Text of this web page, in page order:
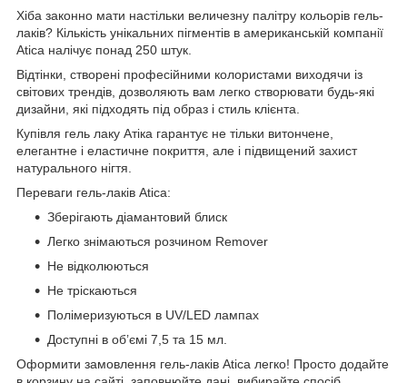
Хіба законно мати настільки величезну палітру кольорів гель-
лаків? Кількість унікальних пігментів в американській компанії
Atica налічує понад 250 штук.
Відтінки, створені професійними колористами виходячи із
світових трендів, дозволяють вам легко створювати будь-які
дизайни, які підходять під образ і стиль клієнта.
Купівля гель лаку Атіка гарантує не тільки витончене,
елегантне і еластичне покриття, але і підвищений захист
натурального нігтя.
Переваги гель-лаків Atica:
Зберігають діамантовий блиск
Легко знімаються розчином Remover
Не відколюються
Не тріскаються
Полімеризуються в UV/LED лампах
Доступні в об’ємі 7,5 та 15 мл.
Оформити замовлення гель-лаків Atica легко! Просто додайте